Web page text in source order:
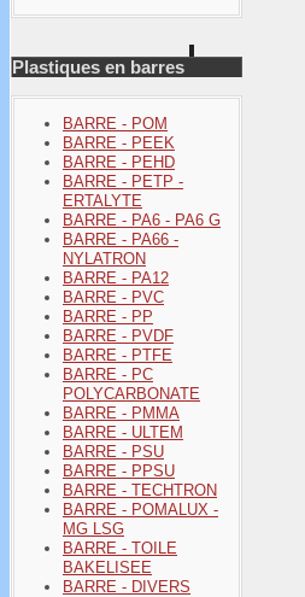
Plastiques en barres
BARRE - POM
BARRE - PEEK
BARRE - PEHD
BARRE - PETP -
ERTALYTE
BARRE - PA6 - PA6 G
BARRE - PA66 -
NYLATRON
BARRE - PA12
BARRE - PVC
BARRE - PP
BARRE - PVDF
BARRE - PTFE
BARRE - PC
POLYCARBONATE
BARRE - PMMA
BARRE - ULTEM
BARRE - PSU
BARRE - PPSU
BARRE - TECHTRON
BARRE - POMALUX -
MG LSG
BARRE - TOILE
BAKELISEE
BARRE - DIVERS